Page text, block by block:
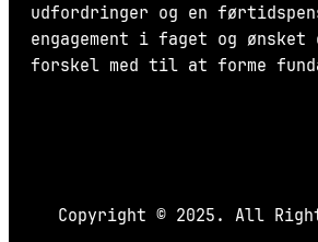
udfordringer og en
engagement i faget og ønsket
forskel med til at forme
Copyright © 2025. All